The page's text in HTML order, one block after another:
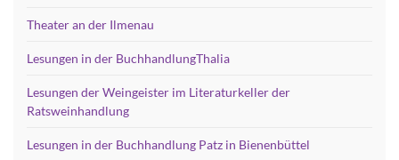
Theater an der Ilmenau
Lesungen in der BuchhandlungThalia
Lesungen der Weingeister im Literaturkeller der
Ratsweinhandlung
Lesungen in der Buchhandlung Patz in Bienenbüttel